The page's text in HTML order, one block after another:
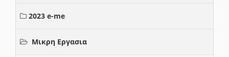
2023 e-me
Μικρη Εργασια